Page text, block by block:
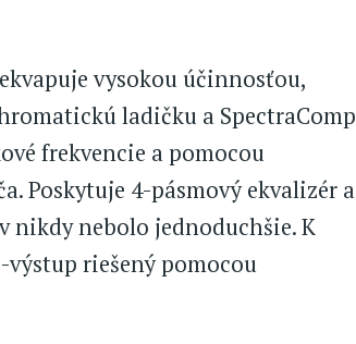
vysokou účinnosťou,
ladičku a SpectraComp
frekvencie a pomocou
Poskytuje 4-pásmový ekvalizér a
nikdy nebolo jednoduchšie. K
riešený pomocou